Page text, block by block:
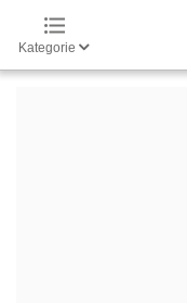
Kategorie